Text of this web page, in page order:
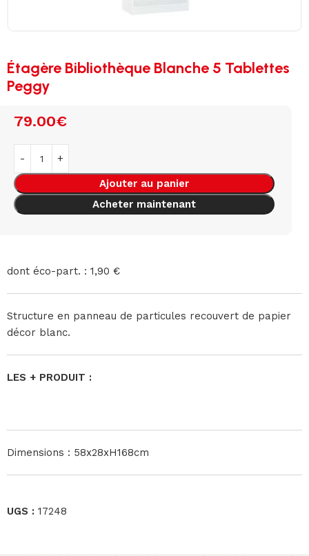
Étagère Bibliothèque Blanche 5 Tablettes
Peggy
79.00€
Ajouter au panier
Acheter maintenant
dont éco-part. : 1,90 €
Structure en panneau de particules recouvert de papier
décor blanc.
LES + PRODUIT :
Dimensions : 58x28xH168cm
UGS : 17248